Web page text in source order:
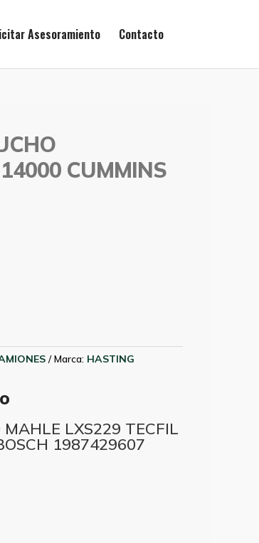
Asesoramiento Contacto
CUMMINS
Marca: HASTING
LXS229 TECFIL
1987429607